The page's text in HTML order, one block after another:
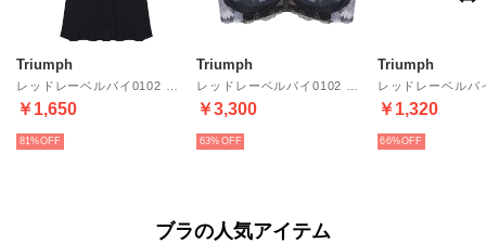
Triumph
￥1,650
81%
Triumph
￥3,300
63%
Triumph
￥1,320
66%
ブラの人気アイテム